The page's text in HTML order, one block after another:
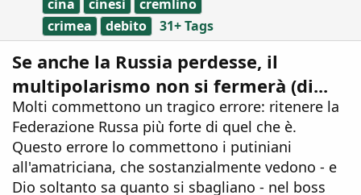
cina
cinesi
cremlino
crimea
debito 31+ Tags
Se anche la Russia perdesse, il
multipolarismo non si fermerà (di...
Molti commettono un tragico errore: ritenere la
Federazione Russa più forte di quel che è.
Questo errore lo commettono i putiniani
all'amatriciana, che sostanzialmente vedono - e
Dio soltanto sa quanto si sbagliano - nel boss